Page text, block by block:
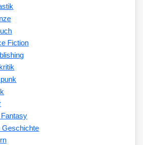
Fiction
Geschichte